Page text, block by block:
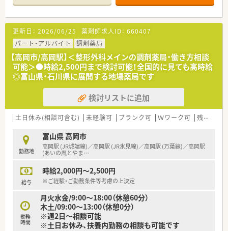
更新日： 2026/06/25 薬剤師求人ID： 660407
パート・アルバイト
調剤薬局
【高岡市/高岡駅】＜整形外科メインの調剤薬局・働き方相談
可能＞●時給2,500円まで検討可能！全国的に見ても高時給
◎富山県・石川県に展開する地場薬局です
検討リストに追加
土日休み(相談可含む) 未経験可 ブランク可 Ｗワーク可 残業なし(ほぼなし含む)
勤務地
富山県 高岡市
高岡駅 (JR城端線)／高岡駅 (JR氷見線)／高岡駅 (万葉線)／高岡駅
(あいの風とやま…
給与
時給2,000円～2,500円
※ご経験・ご勤務条件等考慮の上決定
勤務
時間
月火水金/9:00～18:00（休憩60分）
木土/09:00～13:00（休憩0分）
※週2日～相談可能
※土日お休み、扶養内勤務の相談も可能です